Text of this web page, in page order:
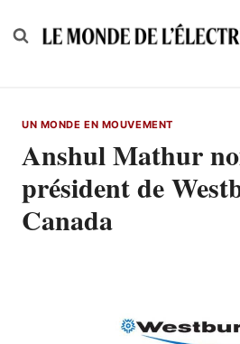
to
UN MONDE EN MOUVEMENT
Anshul Mathur
président de
Canada